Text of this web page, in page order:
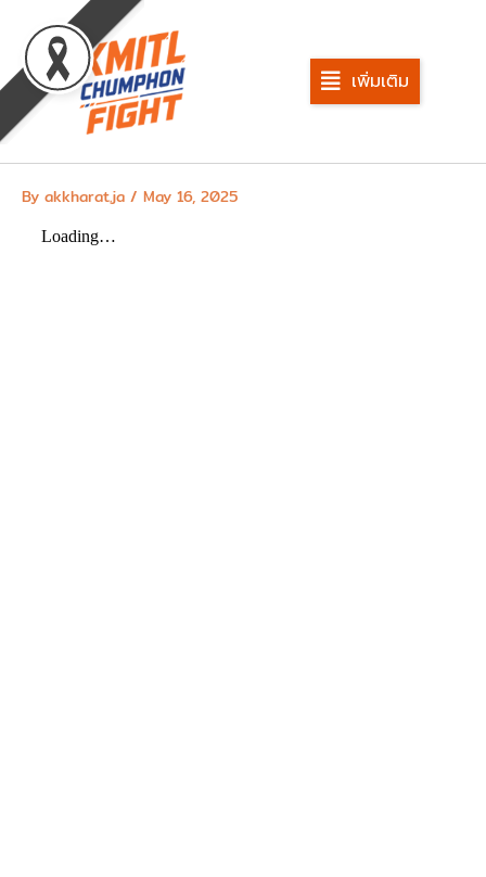
content
เพิ่มเติม
By akkharat.ja / May 16, 2025